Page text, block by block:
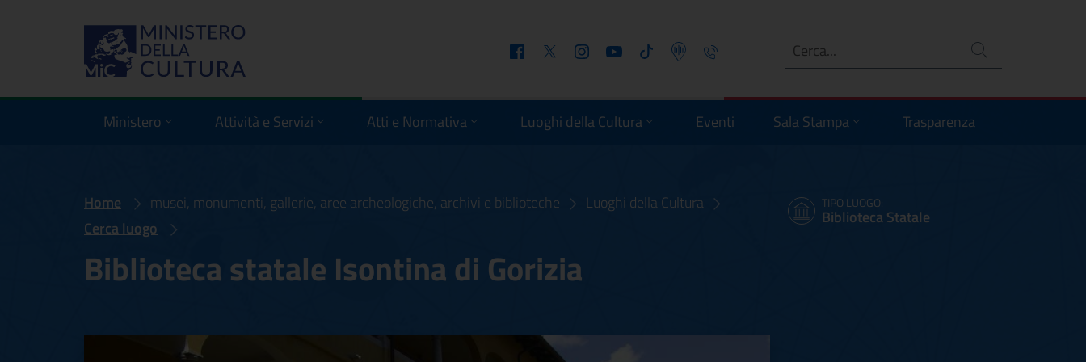
FacebookTwitter InstagramYoutube Tiktok Podcast Telefono Ricerca
Ministero Attività e Servizi Atti e Normativa Luoghi della Cultura Eventi Sala Stampa Trasparenza
Home musei, monumenti, gallerie, aree archeologiche, archivi e biblioteche
Luoghi della Cultura
Cerca luogo
Biblioteca statale Isontina di Gorizia
TIPO LUOGO:
Biblioteca Statale